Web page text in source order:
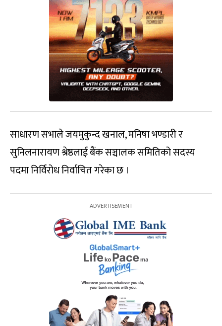
साधारण सभाले जयमुकुन्द खनाल, मनिषा भण्डारी र
सुनिलनारायण श्रेष्ठलाई बैंक सञ्चालक समितिको सदस्य
पदमा निर्विरोध निर्वाचित गरेका छ ।